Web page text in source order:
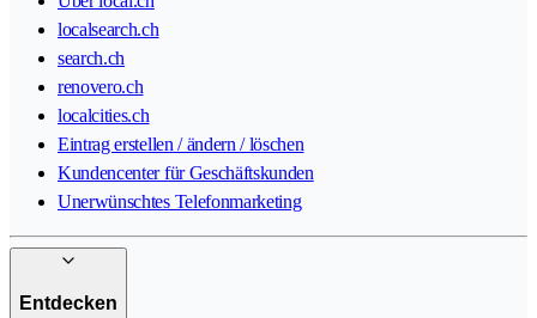
localsearch.ch
search.ch
renovero.ch
localcities.ch
Eintrag erstellen / ändern / löschen
Kundencenter für Geschäftskunden
Unerwünschtes Telefonmarketing
Entdecken